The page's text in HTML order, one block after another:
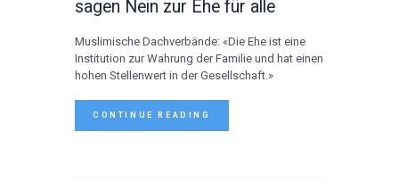
sagen Nein zur Ehe für alle
Muslimische Dachverbände: «Die Ehe ist eine
Institution zur Wahrung der Familie und hat einen
hohen Stellenwert in der Gesellschaft.»
CONTINUE READING